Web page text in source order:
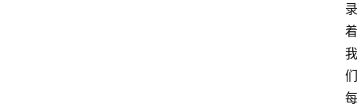
录
着
我
们
每